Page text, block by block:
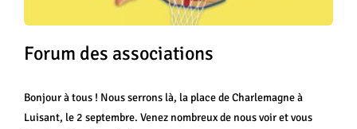
Forum des associations
Bonjour à tous ! Nous serrons là, la place de Charlemagne à
Luisant, le 2 septembre. Venez nombreux de nous voir et vous